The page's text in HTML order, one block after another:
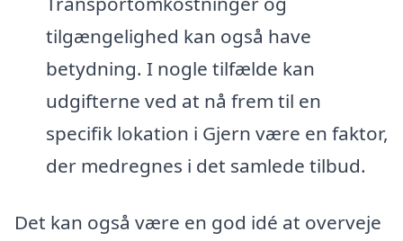
tilgængelighed kan også have
betydning. I nogle tilfælde kan
udgifterne ved at nå frem til en
specifik lokation i Gjern være en faktor,
der medregnes i det samlede tilbud.
Det kan også være en god idé at overveje